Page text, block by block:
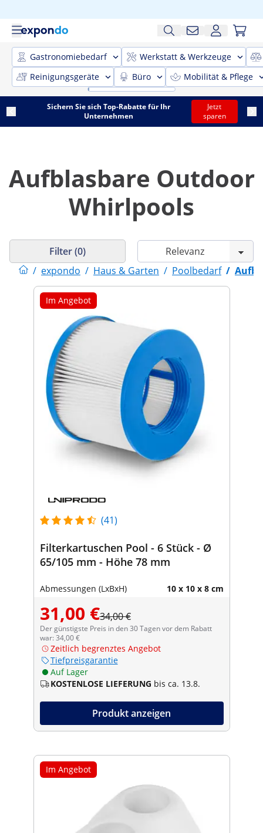
Gastronomiebedarf
Werkstatt & Werkzeuge
Reinigungsgeräte
Büro Mobilität & Pflege
Sichern Sie sich Top-Rabatte für Ihr
Unternehmen
Jetzt
sparen
Aufblasbare Outdoor
Whirlpools
/ expondo / Haus & Garten / Poolbedarf /
Filter (0)
Im Angebot
(41)
Filterkartuschen Pool - 6 Stück - Ø
65/105 mm - Höhe 78 mm
Abmessungen (LxBxH) 10 x 10 x 8 cm
31,00 €34,00 €
Der günstigste Preis in den 30 Tagen vor dem Rabatt
war: 34,00 €
Zeitlich begrenztes Angebot
Tiefpreisgarantie
Auf Lager
KOSTENLOSE LIEFERUNG bis ca. 13.8.
Produkt anzeigen
Im Angebot